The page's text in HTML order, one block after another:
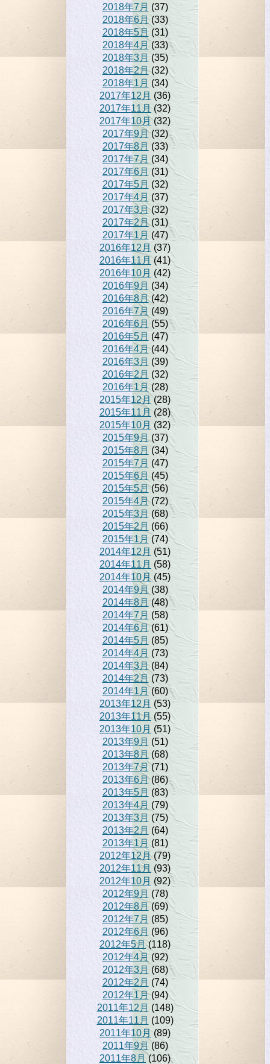
2018年7月 (37)
2018年6月(33)
2018年5月(31)
2018年4月 (33)
2018年3月(35)
2018年2月(32)
2018年1月 (34)
2017年12月 (36)
2017年11月(32)
2017年10月(32)
2017年9月(32)
2017年8月(33)
2017年7月 (34)
2017年6月 (31)
2017年5月 (32)
2017年4月 (37)
2017年3月(32)
2017年2月(31)
2017年1月 (47)
2016年12月 (37)
2016年11月 (41)
2016年10月 (42)
2016年9月 (34)
2016年8月(42)
2016年7月(49)
2016年6月 (55)
2016年5月(47)
2016年4月(44)
2016年3月 (39)
2016年2月 (32)
2016年1月(28)
2015年12月(28)
2015年11月 (28)
2015年10月 (32)
2015年9月(37)
2015年8月 (34)
2015年7月 (47)
2015年6月 (45)
2015年5月(56)
2015年4月(72)
2015年3月 (68)
2015年2月 (66)
2015年1月 (74)
2014年12月 (51)
2014年11月 (58)
2014年10月(45)
2014年9月(38)
2014年8月 (48)
2014年7月 (58)
2014年6月(61)
2014年5月 (85)
2014年4月 (73)
2014年3月(84)
2014年2月(73)
2014年1月 (60)
2013年12月 (53)
2013年11月 (55)
2013年10月 (51)
2013年9月 (51)
2013年8月(68)
2013年7月(71)
2013年6月(86)
2013年5月(83)
2013年4月 (79)
2013年3月 (75)
2013年2月 (64)
2013年1月 (81)
2012年12月(79)
2012年11月 (93)
2012年10月 (92)
2012年9月 (78)
2012年8月 (69)
2012年7月 (85)
2012年6月 (96)
2012年5月(118)
2012年4月(92)
2012年3月 (68)
2012年2月(74)
2012年1月(94)
2011年12月 (148)
2011年11月 (109)
2011年10月(89)
2011年9月(86)
2011年8月 (106)